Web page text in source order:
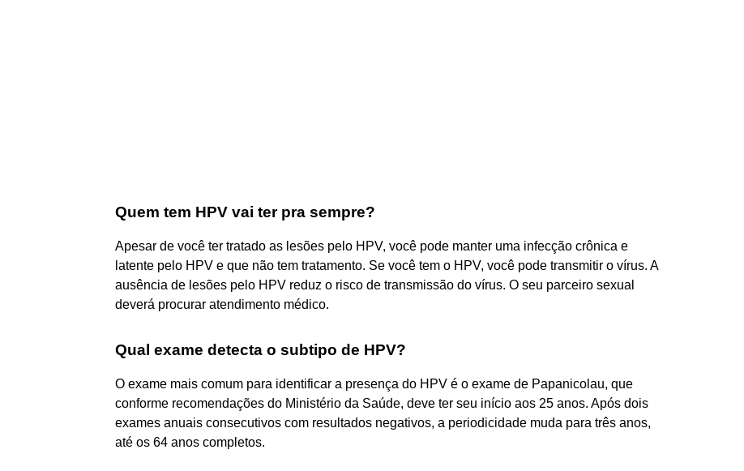
Quem tem HPV vai ter pra sempre?
Apesar de você ter tratado as lesões pelo HPV, você pode manter uma infecção crônica e
latente pelo HPV e que não tem tratamento. Se você tem o HPV, você pode transmitir o vírus. A
ausência de lesões pelo HPV reduz o risco de transmissão do vírus. O seu parceiro sexual
deverá procurar atendimento médico.
Qual exame detecta o subtipo de HPV?
O exame mais comum para identificar a presença do HPV é o exame de Papanicolau, que
conforme recomendações do Ministério da Saúde, deve ter seu início aos 25 anos. Após dois
exames anuais consecutivos com resultados negativos, a periodicidade muda para três anos,
até os 64 anos completos.